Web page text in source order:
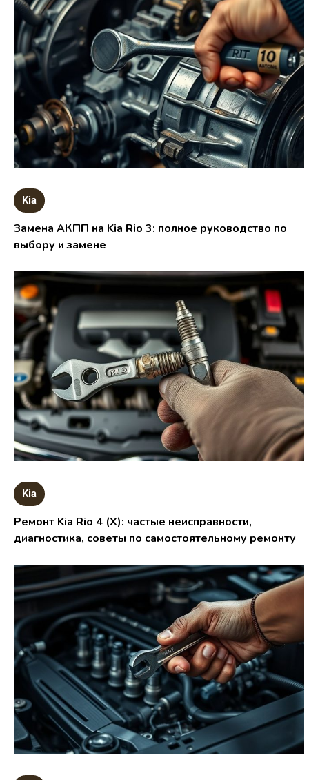
Kia
Замена АКПП на Kia Rio 3: полное руководство по
выбору и замене
Kia
Ремонт Kia Rio 4 (X): частые неисправности,
диагностика, советы по самостоятельному ремонту